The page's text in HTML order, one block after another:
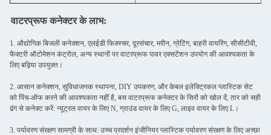
वाटरप्रूफ कनेक्टर के लाभ:
1. औद्योगिक बिजली कनेक्शन, एलईडी फिक्स्चर, दूरसंचार, मरीन, ग्रेटिंग, बाहरी वायरिंग, सीसीटीवी,
फैक्टरी ऑटोमेशन कंट्रोल, अन्य स्थानों पर वाटरप्रूफ पावर एक्सटेंशन उपयोग की आवश्यकता के
लिए बढ़िया उपयुक्त।
2. आसान कनेक्शन, सुविधाजनक स्थापना, DIY उपकरण, और केबल इलेक्ट्रिकल प्लास्टिक सेट
को पिंच-ऑफ करने की आवश्यकता नहीं है, बस वाटरप्रूफ कनेक्टर के सिरों को खोल दें, तार को सही
ढंग से कनेक्ट करें: न्यूट्रल वायर के लिए N, ग्राउंड वायर के लिए G, लाइव वायर के लिए L।
3. पर्यावरण संरक्षण सामग्री के साथ: उच्च प्रदर्शन इंजीनियर प्लास्टिक पर्यावरण संरक्षण के लिए अच्छा